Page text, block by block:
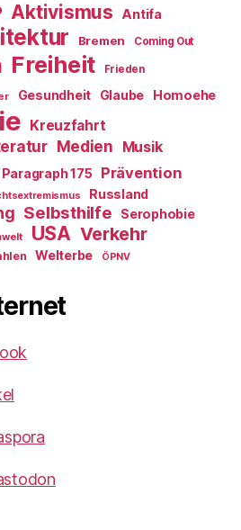
Aktivismus Antifa
Bremen Coming Out
Freiheit Frieden
Gesundheit Glaube Homoehe
Kreuzfahrt
Medien Musik
Paragraph 175
Prävention
Russland
Selbsthilfe Serophobie
USA Verkehr
Welterbe ÖPNV